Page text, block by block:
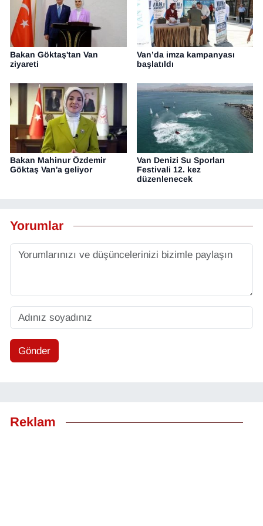
Bakan Göktaş'tan Van
ziyareti
Van’da imza kampanyası
başlatıldı
Bakan Mahinur Özdemir
Göktaş Van'a geliyor
Van Denizi Su Sporları
Festivali 12. kez
düzenlenecek
Yorumlar
Gönder
Reklam